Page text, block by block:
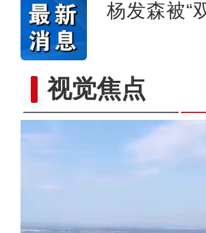
杨发森被“
视觉焦点【与你为邻】